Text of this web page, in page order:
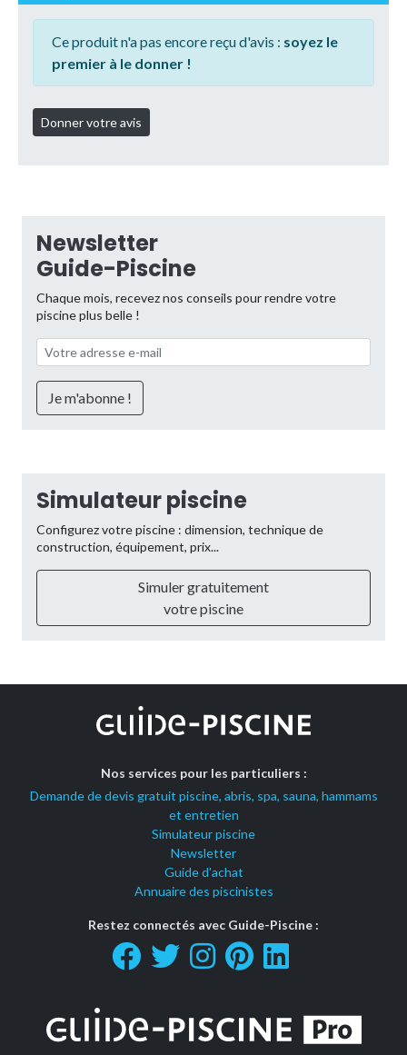
Ce produit n'a pas encore reçu d'avis : soyez le
premier à le donner !
Newsletter
Guide-Piscine
Chaque mois, recevez nos conseils pour rendre votre
piscine plus belle !
Simulateur piscine
Configurez votre piscine : dimension, technique de
construction, équipement, prix...
Simuler gratuitement
votre piscine
Nos services pour les particuliers :
Demande de devis gratuit piscine, abris, spa, sauna, hammams
et entretien
Simulateur piscine
Newsletter
Guide d'achat
Annuaire des piscinistes
Restez connectés avec Guide-Piscine :